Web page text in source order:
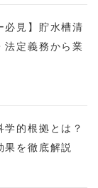
必見】貯水槽清
法定義務から業
的根拠とは？
果を徹底解説